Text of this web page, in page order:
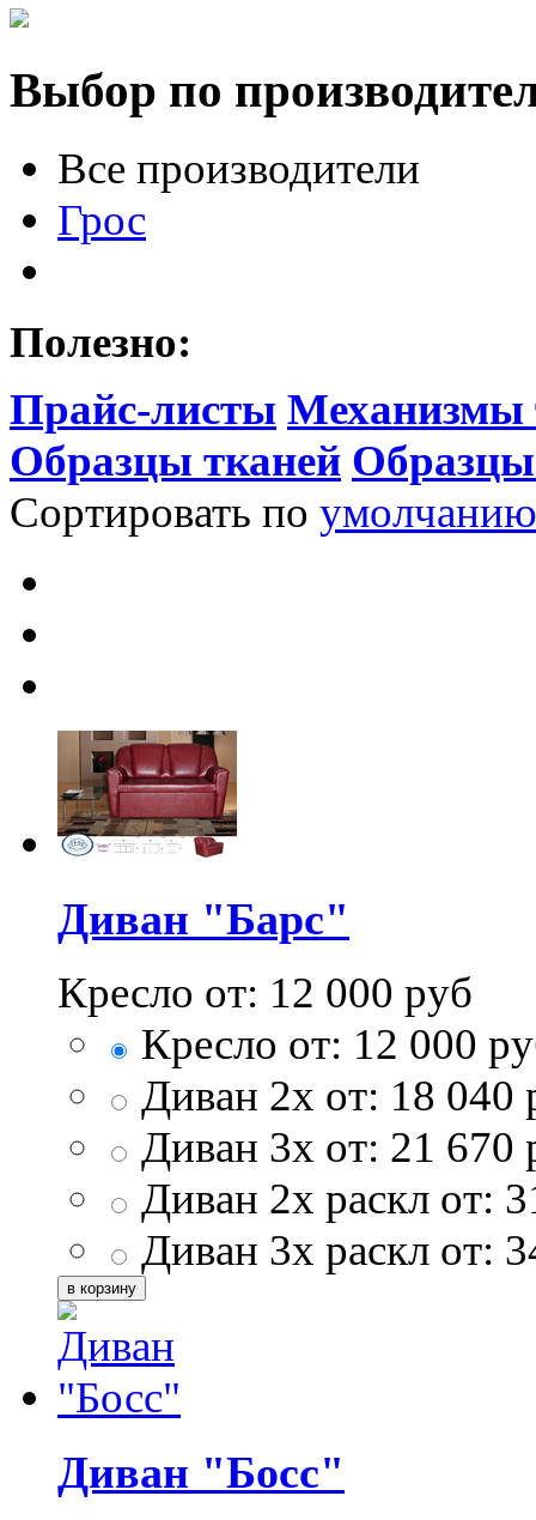
Выбор по
Все производители
Грос
Полезно:
Прайс-листы Механизмы
Образцы тканей
Сортировать по умолчанию
Диван "Барс"
Кресло от: 12 000 руб
Кресло от: 12 000
Диван 2х от: 18 040
Диван 3х от: 21 670
Диван 2х раскл от:
Диван 3х раскл от:
Диван "Босс"